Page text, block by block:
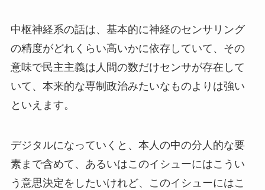
中枢神経系の話は、基本的に神経のセンサリング
の精度がどれくらい高いかに依存していて、その
意味で民主主義は人間の数だけセンサが存在して
いて、本来的な専制政治みたいなものよりは強い
といえます。
デジタルになっていくと、本人の中の分人的な要
素まで含めて、あるいはこのイシューにはこうい
う意思決定をしたいけれど、このイシューにはこ